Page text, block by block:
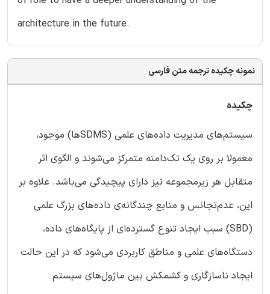
architecture in the future.
نمونه چکیده ترجمه متن فارسی
چکیده
سیستم‌های مدیریت داده‌های علمی (SDMSها) موجود،
معمولا بر روی یک تک‌دامنه متمرکز می‌شوند و الگوی اثر
متقابل هر زیرمجموعه‌ نیز دارای پیچیدگی می‌باشد. علاوه بر
این، عدم‌تجانس و منابع چندگانه‌ی داده‌های بزرگ علمی
(SBD) سبب ایجاد تنوع گسترده‌ای از پایگاه‌های داده،
دستگاه‌های علمی و مناطق کاربردی می‌شود که در این حالت
ایجاد ناسازگاری و کشمکش بین ماژول‌های سیستم